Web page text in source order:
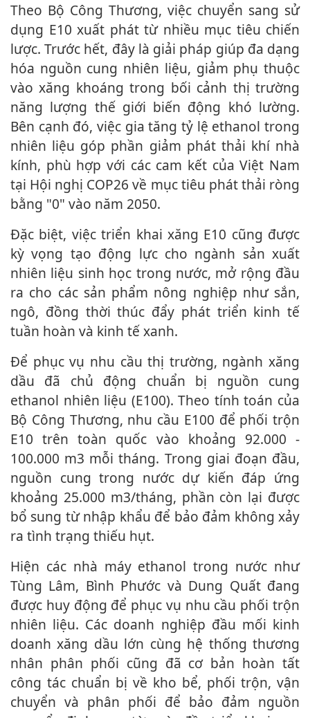
Theo Bộ Công Thương, việc chuyển sang sử
dụng E10 xuất phát từ nhiều mục tiêu chiến
lược. Trước hết, đây là giải pháp giúp đa dạng
hóa nguồn cung nhiên liệu, giảm phụ thuộc
vào xăng khoáng trong bối cảnh thị trường
năng lượng thế giới biến động khó lường.
Bên cạnh đó, việc gia tăng tỷ lệ ethanol trong
nhiên liệu góp phần giảm phát thải khí nhà
kính, phù hợp với các cam kết của Việt Nam
tại Hội nghị COP26 về mục tiêu phát thải ròng
bằng "0" vào năm 2050.
Đặc biệt, việc triển khai xăng E10 cũng được
kỳ vọng tạo động lực cho ngành sản xuất
nhiên liệu sinh học trong nước, mở rộng đầu
ra cho các sản phẩm nông nghiệp như sắn,
ngô, đồng thời thúc đẩy phát triển kinh tế
tuần hoàn và kinh tế xanh.
Để phục vụ nhu cầu thị trường, ngành xăng
dầu đã chủ động chuẩn bị nguồn cung
ethanol nhiên liệu (E100). Theo tính toán của
Bộ Công Thương, nhu cầu E100 để phối trộn
E10 trên toàn quốc vào khoảng 92.000 -
100.000 m3 mỗi tháng. Trong giai đoạn đầu,
nguồn cung trong nước dự kiến đáp ứng
khoảng 25.000 m3/tháng, phần còn lại được
bổ sung từ nhập khẩu để bảo đảm không xảy
ra tình trạng thiếu hụt.
Hiện các nhà máy ethanol trong nước như
Tùng Lâm, Bình Phước và Dung Quất đang
được huy động để phục vụ nhu cầu phối trộn
nhiên liệu. Các doanh nghiệp đầu mối kinh
doanh xăng dầu lớn cùng hệ thống thương
nhân phân phối cũng đã cơ bản hoàn tất
công tác chuẩn bị về kho bể, phối trộn, vận
chuyển và phân phối để bảo đảm nguồn